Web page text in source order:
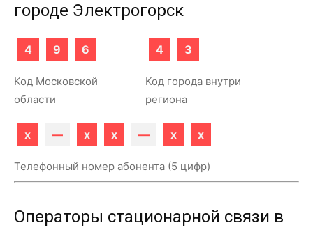
городе Электрогорск
4 9 6
Код Московской
области
4 3
Код города внутри
региона
x — x x — x x
Телефонный номер абонента (5 цифр)
Операторы стационарной связи в